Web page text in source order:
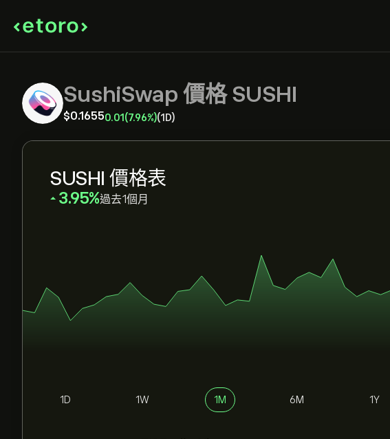
SushiSwap 價格 SUSHI
‎$‎0.16550.01 (7.96%)(1D)
SUSHI 價格表
‎3.95‎ 過去1個月
1D 1W 1M 6M 1Y